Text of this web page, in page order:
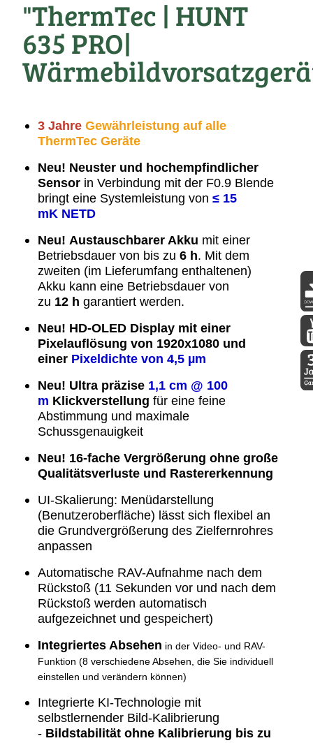
"ThermTec | HUNT
635 PRO|
3 Jahre Gewährleistung auf alle
ThermTec Geräte
Neu! Neuster und hochempfindlicher
Sensor in Verbindung mit der F0.9 Blende
bringt eine Systemleistung von ≤ 15
mK NETD
Neu! Austauschbarer Akku mit einer
Betriebsdauer von bis zu 6 h. Mit dem
zweiten (im Lieferumfang enthaltenen)
Akku kann eine Betriebsdauer von
zu 12 h garantiert werden.
Neu! HD-OLED Display mit einer
Pixelauflösung von 1920x1080 und
einer Pixeldichte von 4,5 µm
Neu! Ultra präzise 1,1 cm @ 100
m Klickverstellung für eine feine
Abstimmung und maximale
Schussgenauigkeit
Neu! 16-fache Vergrößerung ohne große
Qualitätsverluste und Rastererkennung
UI-Skalierung: Menüdarstellung
(Benutzeroberfläche) lässt sich flexibel an
die Grundvergrößerung des Zielfernrohres
anpassen
Automatische RAV-Aufnahme nach dem
Rückstoß (11 Sekunden vor und nach dem
Rückstoß werden automatisch
aufgezeichnet und gespeichert)
Integriertes Absehen in der Video- und RAV-
Funktion (8 verschiedene Absehen, die Sie individuell
einstellen und verändern können)
Integrierte KI-Technologie mit
selbstlernender Bild-Kalibrierung
- Bildstabilität ohne Kalibrierung bis zu